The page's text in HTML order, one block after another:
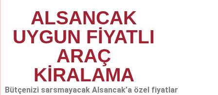
ALSANCAK
UYGUN FİYATLI
ARAÇ
KİRALAMA
Bütçenizi sarsmayacak Alsancak’a özel fiyatlar